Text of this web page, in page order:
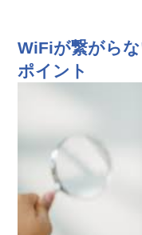
WiFiが繋がら
ポイント